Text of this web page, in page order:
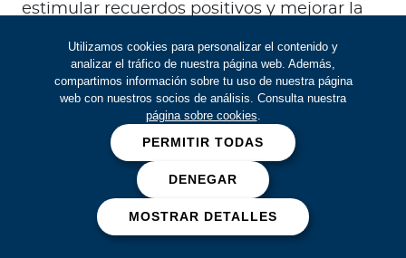
Utilizamos cookies para personalizar el contenido y
analizar el tráfico de nuestra página web. Además,
compartimos información sobre tu uso de nuestra página
web con nuestros socios de análisis. Consulta nuestra
página sobre cookies.
PERMITIR TODAS
DENEGAR
MOSTRAR DETALLES
estimular recuerdos positivos y mejorar la
actividades no solo estimulan el cuerpo y la
mente, sino que fomentan un sentido de
La participación activa en
actividades comunitarias mejora el estado
de ánimo y reduce el aislamiento.
avalados por la American Psychological
Association
respaldan la importancia de